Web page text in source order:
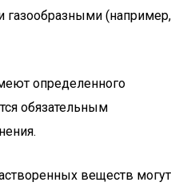
(нaпример,
определенного
обязательным
веществ могут